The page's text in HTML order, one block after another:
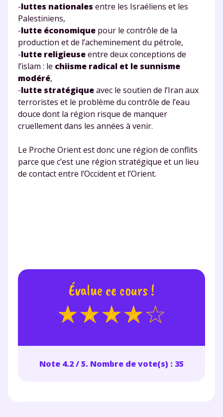
-luttes nationales entre les Israéliens et les
Palestiniens,
-lutte économique pour le contrôle de la
production et de l’acheminement du pétrole,
-lutte religieuseentre deux conceptions de
l’islam : le chiisme radical et le sunnisme
modéré,
-lutte stratégiqueavec le soutien de l’Iran aux
terroristes et le problème du contrôle de l’eau
douce dont la région risque de manquer
cruellement dans les années à venir.
Le Proche Orient est donc une région de conflits
parce que c’est une région stratégique et un lieu
de contact entre l’Occident et l’Orient.
Évalue ce cours !
Note 4.2 / 5. Nombre de vote(s) : 35